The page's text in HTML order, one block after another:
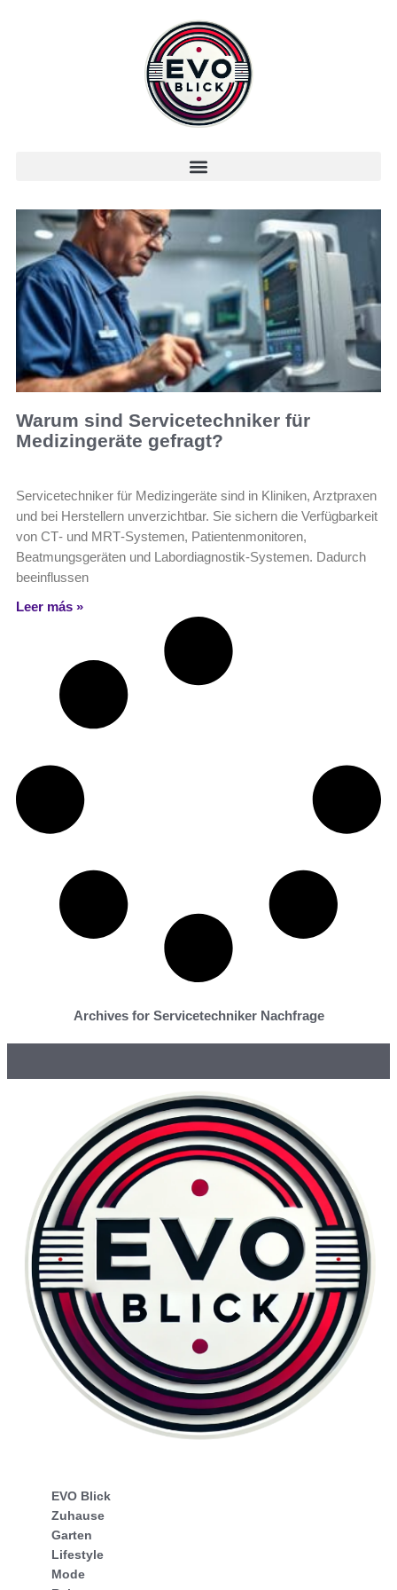
Warum sind Servicetechniker für
Medizingeräte gefragt?
Servicetechniker für Medizingeräte sind in Kliniken, Arztpraxen
und bei Herstellern unverzichtbar. Sie sichern die Verfügbarkeit
von CT‑ und MRT‑Systemen, Patientenmonitoren,
Beatmungsgeräten und Labordiagnostik‑Systemen. Dadurch
beeinflussen
Leer más »
Archives for Servicetechniker Nachfrage
EVO Blick
Zuhause
Garten
Lifestyle
Mode